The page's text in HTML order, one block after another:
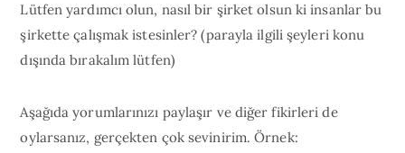
Lütfen yardımcı olun, nasıl bir şirket olsun ki insanlar bu
şirkette çalışmak istesinler? (parayla ilgili şeyleri konu
dışında bırakalım lütfen)
Aşağıda yorumlarınızı paylaşır ve diğer fikirleri de
oylarsanız, gerçekten çok sevinirim. Örnek: